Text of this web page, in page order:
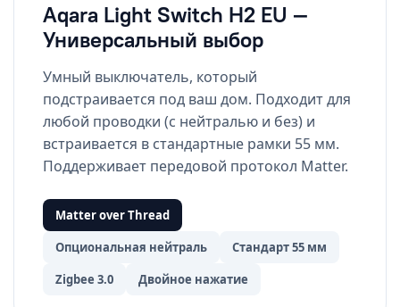
Aqara Light Switch H2 EU —
Универсальный выбор
Умный выключатель, который
подстраивается под ваш дом. Подходит для
любой проводки (с нейтралью и без) и
встраивается в стандартные рамки 55 мм.
Поддерживает передовой протокол Matter.
Matter over Thread
Опциональная нейтраль
Стандарт 55 мм
Zigbee 3.0
Двойное нажатие